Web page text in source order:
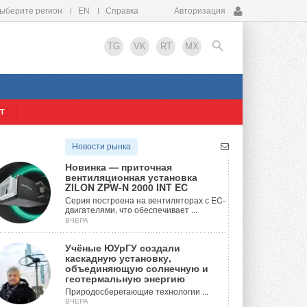
регион EN Справка Авторизация
TG VK RT MX
EN
Новости рынка
Новинка — приточная
вентиляционная установка
ZILON ZPW-N 2000 INT EC
Серия построена на вентиляторах с EC-
двигателями, что обеспечивает ...
ВЧЕРА
Учёные ЮУрГУ создали
каскадную установку,
объединяющую солнечную и
геотермальную энергию
Природосберегающие технологии ...
ВЧЕРА